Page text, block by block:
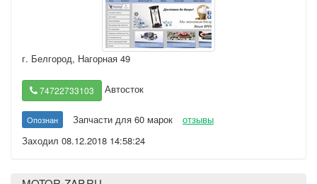
г. Белгород, Нагорная 49
74722733103 Автосток
Опознан Запчасти для 60 марок
отзывы
Заходил 08.12.2018 14:58:24